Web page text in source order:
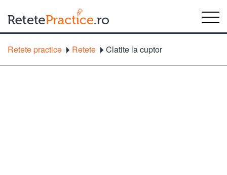
Retete practice Retete Clatite la cuptor